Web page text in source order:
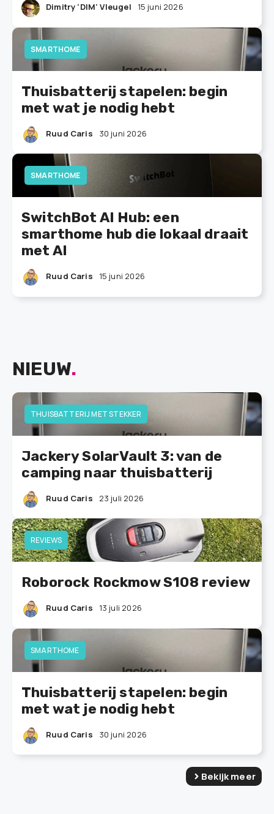
Dimitry 'DIM' Vleugel 15 juni 2026
SMARTHOME
Thuisbatterij stapelen: begin
met wat je nodig hebt
Ruud Caris 30 juni 2026
SMARTHOME
SwitchBot AI Hub: een
smarthome hub die lokaal draait
met AI
Ruud Caris 15 juni 2026
NIEUW.
THUISBATTERIJ MET STEKKER
Jackery SolarVault 3: van de
camping naar thuisbatterij
Ruud Caris 23 juli 2026
REVIEWS
Roborock Rockmow S108 review
Ruud Caris 13 juli 2026
SMARTHOME
Thuisbatterij stapelen: begin
met wat je nodig hebt
Ruud Caris 30 juni 2026
Bekijk meer